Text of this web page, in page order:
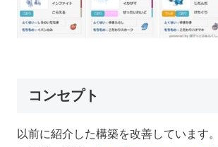
コンセプト
以前に紹介した構築を改善しています。